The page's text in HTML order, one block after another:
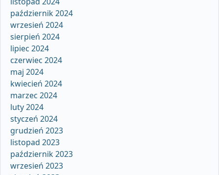
październik 2024
wrzesień 2024
sierpień 2024
lipiec 2024
czerwiec 2024
maj 2024
kwiecień 2024
marzec 2024
luty 2024
styczeń 2024
grudzień 2023
listopad 2023
październik 2023
wrzesień 2023